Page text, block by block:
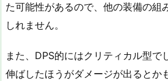
た可能性があるので、他の装備の組
しれません。
また、DPS的にはクリティカル型で
伸ばしたほうがダメージが出るとか